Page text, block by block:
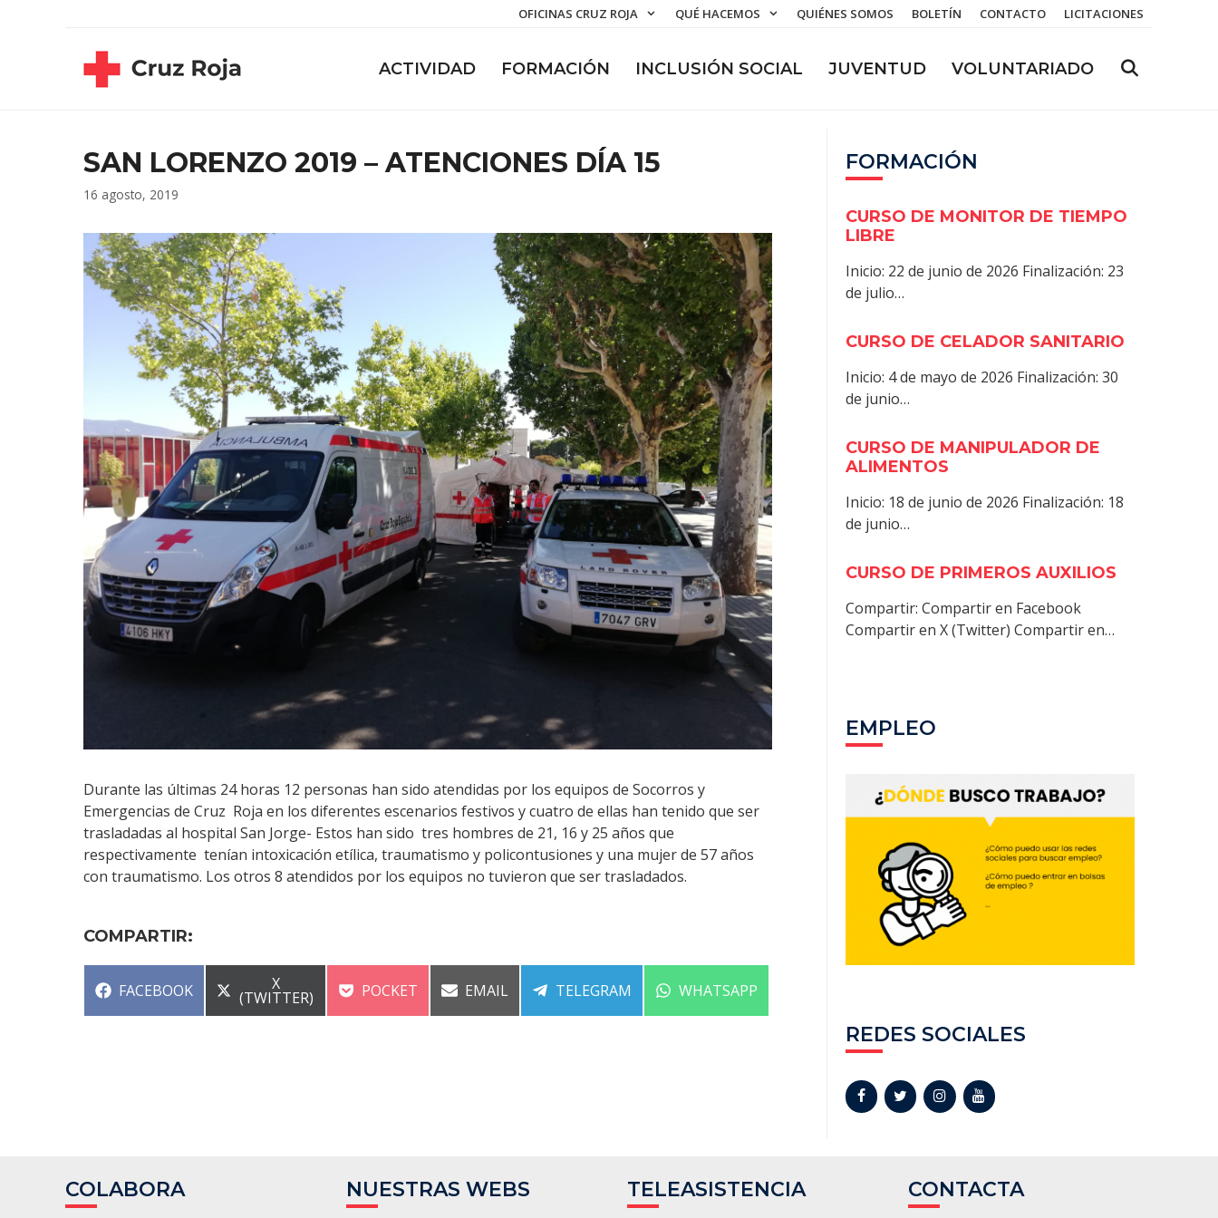
OFICINAS CRUZ ROJA QUÉ HACEMOS QUIÉNES SOMOS BOLETÍN CONTACTO LICITACIONES
ACTIVIDAD FORMACIÓN INCLUSIÓN SOCIAL JUVENTUD VOLUNTARIADO
SAN LORENZO 2019 – ATENCIONES DÍA 15
16 agosto, 2019
Durante las últimas 24 horas 12 personas han sido atendidas por los equipos de Socorros y
Emergencias de Cruz Roja en los diferentes escenarios festivos y cuatro de ellas han tenido que ser
trasladadas al hospital San Jorge- Estos han sido tres hombres de 21, 16 y 25 años que
respectivamente tenían intoxicación etílica, traumatismo y policontusiones y una mujer de 57 años
con traumatismo. Los otros 8 atendidos por los equipos no tuvieron que ser trasladados.
COMPARTIR:
COMPARTIR
FACEBOOK COMPARTIR
EN
X
(TWITTER) COMPARTIR
POCKET COMPARTIR
EMAIL COMPARTIR
TELEGRAM COMPARTIR
WHATSAPP
FORMACIÓN
CURSO DE MONITOR DE TIEMPO
LIBRE
Inicio: 22 de junio de 2026 Finalización: 23
de julio…
CURSO DE CELADOR SANITARIO
Inicio: 4 de mayo de 2026 Finalización: 30
de junio…
CURSO DE MANIPULADOR DE
ALIMENTOS
Inicio: 18 de junio de 2026 Finalización: 18
de junio…
CURSO DE PRIMEROS AUXILIOS
Compartir: Compartir en Facebook
Compartir en X (Twitter) Compartir en…
EMPLEO
REDES SOCIALES
COLABORA NUESTRAS WEBS TELEASISTENCIA CONTACTA